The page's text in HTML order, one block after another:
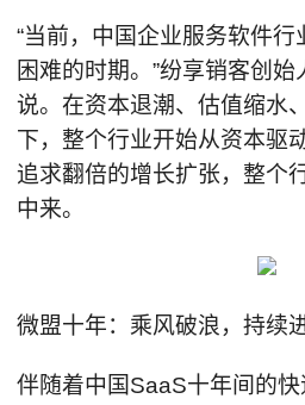
“当前，中国企业服务软件
困难的时期。”纷享销客创
说。在资本退潮、估值缩水
下，整个行业开始从资本驱
追求翻倍的增长扩张，整个
中来。
微盟十年：乘风破浪，持续
伴随着中国SaaS十年间的